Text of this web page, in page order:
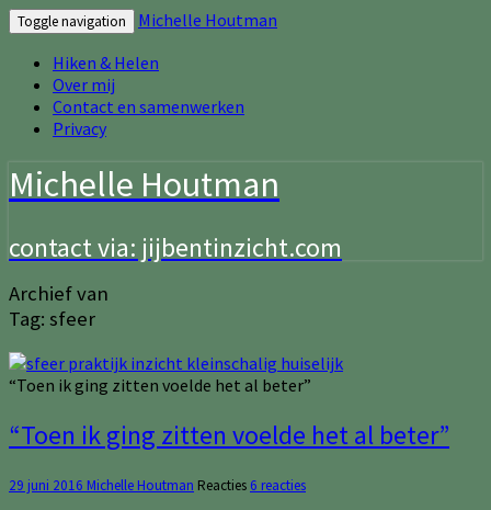
Toggle navigation
Michelle Houtman
Hiken & Helen
Over mij
Contact en samenwerken
Privacy
Michelle Houtman
contact via: jijbentinzicht.com
Archief van
Tag: sfeer
“Toen ik ging zitten voelde het al beter”
“Toen ik ging zitten voelde het al beter”
29 juni 2016 Michelle Houtman Reacties 6 reacties